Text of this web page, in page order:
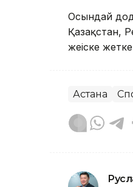
Осындай
Қазақстан,
жеңіске
Астана